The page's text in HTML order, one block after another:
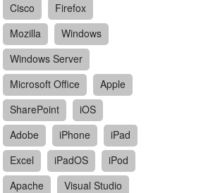
Cisco
Firefox
Mozilla
Windows
Windows Server
Microsoft Office
Apple
SharePoint
iOS
Adobe
iPhone
iPad
Excel
iPadOS
iPod
Apache
Visual Studio